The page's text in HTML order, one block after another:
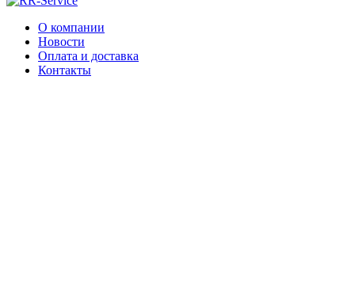
О компании
Новости
Оплата и доставка
Контакты